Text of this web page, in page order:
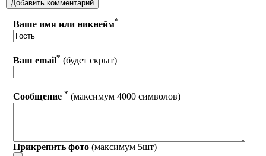
Ваше имя или никнейм*
Ваш email* (будет скрыт)
Сообщение * (максимум 4000 символов)
Прикрепить фото (максимум 5шт)